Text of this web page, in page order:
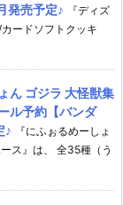
発売予定♪
『ディズ
ードソフトクッキ
ん ゴジラ 大怪獣集
ル予約【バンダ
♪
『にふぉるめーしょ
ス』は、 全35種（う